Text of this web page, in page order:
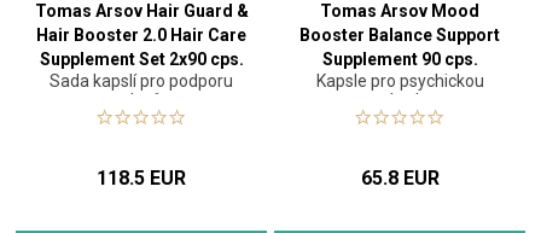
Tomas Arsov Hair Guard &
Hair Booster 2.0 Hair Care
Supplement Set 2x90 cps.
Sada kapslí pro podporu
vlasů
118.5 EUR
Tomas Arsov Mood
Booster Balance Support
Supplement 90 cps.
Kapsle pro psychickou
pohodu
65.8 EUR